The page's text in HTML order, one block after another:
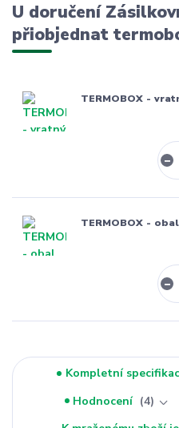
U doručení
přiobjednat
TERMOBOX -
TERMOBOX - obal
Kompletní
Hodnocení
4